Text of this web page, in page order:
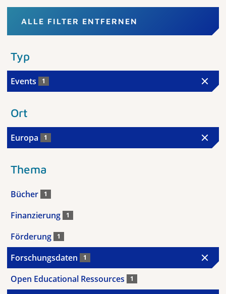
ALLE FILTER ENTFERNEN
Typ
Events 1
Ort
Europa 1
Thema
Bücher 1
Finanzierung 1
Förderung 1
Forschungsdaten 1
Open Educational Ressources 1